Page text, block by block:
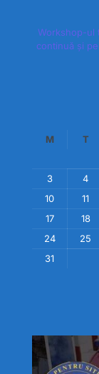
Workshop-ul
continuă și
M T
3
4
10
11
17
18
24
25
31